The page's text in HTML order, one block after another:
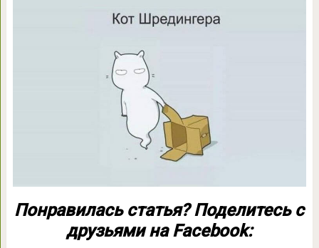
Понравилась статья? Поделитесь с
друзьями на Facebook: